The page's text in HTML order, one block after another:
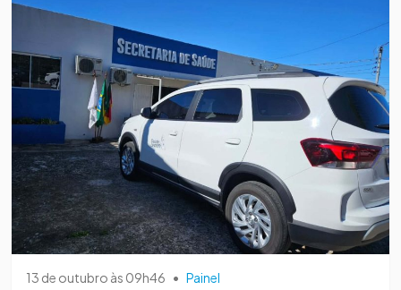
13 de outubro às 09h46 • Painel